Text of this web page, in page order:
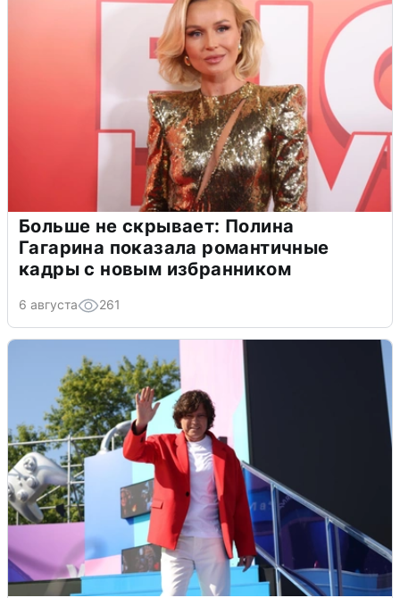
Больше не скрывает: Полина
Гагарина показала романтичные
кадры с новым избранником
6 августа 261